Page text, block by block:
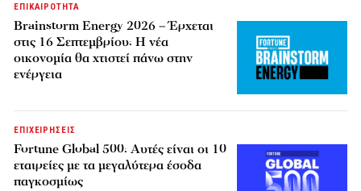
ΕΠΙΚΑΙΡΟΤΗΤΑ
Brainstorm Energy 2026 – Έρχεται
στις 16 Σεπτεμβρίου: Η νέα
οικονομία θα χτιστεί πάνω στην
ενέργεια
ΕΠΙΧΕΙΡΗΣΕΙΣ
Fortune Global 500: Αυτές είναι οι 10
εταιρείες με τα μεγαλύτερα έσοδα
παγκοσμίως